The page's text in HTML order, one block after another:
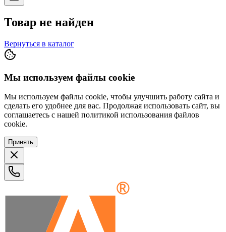
Товар не найден
Вернуться в каталог
Мы используем файлы cookie
Мы используем файлы cookie, чтобы улучшить работу сайта и
сделать его удобнее для вас. Продолжая использовать сайт, вы
соглашаетесь с нашей политикой использования файлов
cookie.
Принять